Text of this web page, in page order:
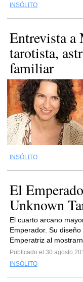
INSÓLITO
Entrevista a
tarotista,
familiar
INSÓLITO
El
Unknown
El cuarto arcano
Emperador. Su
Emperatriz al
Publicado el 30 agosto
INSÓLITO